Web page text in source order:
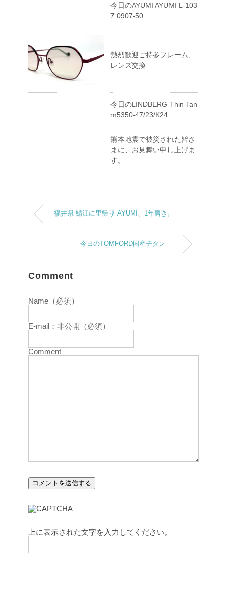
今日のAYUMI AYUMI L-103
7 0907-50
熱烈歓迎ご持参フレーム、
レンズ交換
今日のLINDBERG Thin Tan
m5350-47/23/K24
熊本地震で被災された皆さ
まに、お見舞い申し上げま
す。
福井県 鯖江に里帰り AYUMI、1年磨き。
今日のTOMFORD国産チタン
Comment
Name（必須）
E-mail：非公開（必須）
Comment
上に表示された文字を入力してください。